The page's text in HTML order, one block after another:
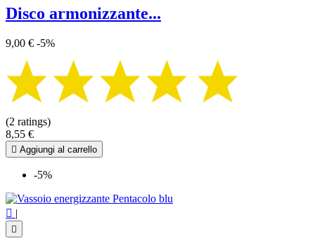
Sigillo di Salomone 2
Triplice luna 2
Visualizza i prodotti a
Disco armonizzante...
9,00 € -5%
(2 ratings)
8,55 €
 Aggiungi al carrello
-5%
 |
